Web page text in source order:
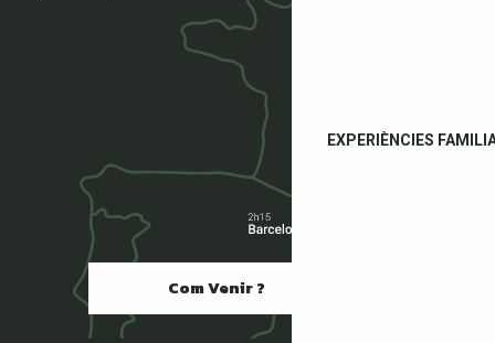
EXPERIÈNCIES
Com Venir ?